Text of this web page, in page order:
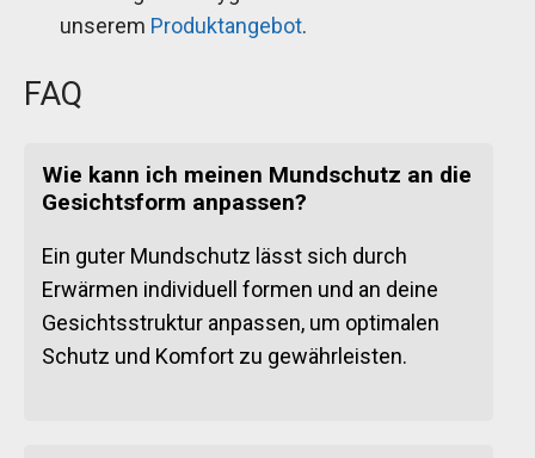
unserem Produktangebot.
FAQ
Wie kann ich meinen Mundschutz an die
Gesichtsform anpassen?
Ein guter Mundschutz lässt sich durch
Erwärmen individuell formen und an deine
Gesichtsstruktur anpassen, um optimalen
Schutz und Komfort zu gewährleisten.